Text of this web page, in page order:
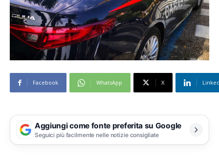
Facebook WhatsApp X
Aggiungi come fonte preferita su Google
Seguici più facilmente nelle notizie consigliate